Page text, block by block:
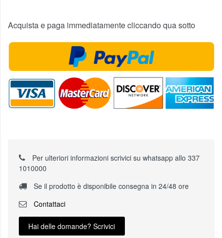
Acquista e paga immediatamente cliccando qua sotto
Per ulteriori informazioni scrivici su whatsapp allo 337
1010000
Se il prodotto è disponibile consegna in 24/48 ore
Contattaci
Hai delle domande? Scrivici